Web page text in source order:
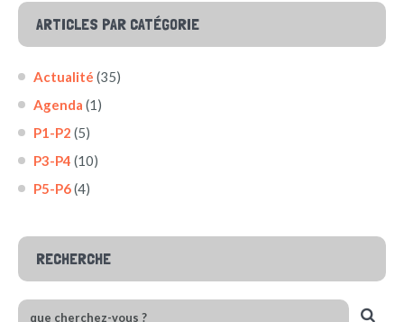
ARTICLES PAR CATÉGORIE
Actualité (35)
Agenda (1)
P1-P2 (5)
P3-P4 (10)
P5-P6(4)
RECHERCHE